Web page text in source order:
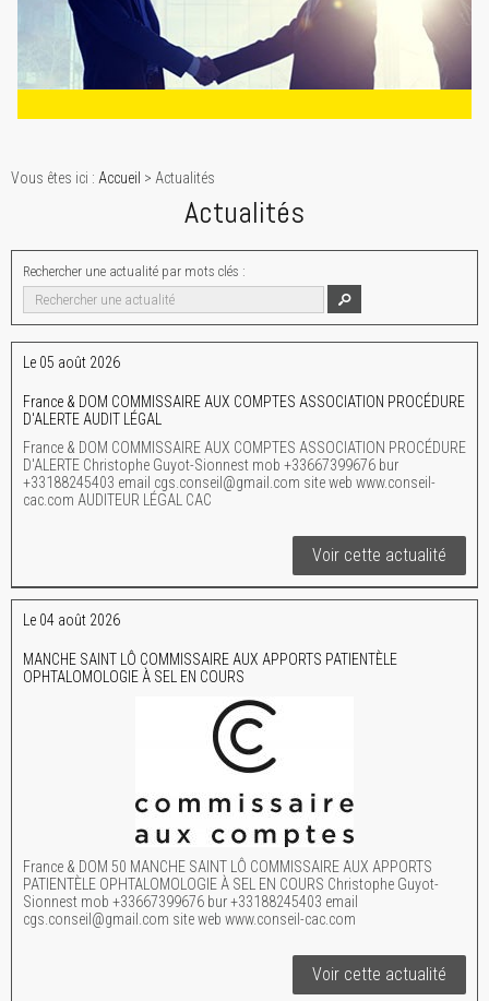
Vous êtes ici : Accueil > Actualités
Actualités
Rechercher une actualité par mots clés :
Le 05 août 2026
France & DOM COMMISSAIRE AUX COMPTES ASSOCIATION PROCÉDURE
D'ALERTE AUDIT LÉGAL
France & DOM COMMISSAIRE AUX COMPTES ASSOCIATION PROCÉDURE
D'ALERTE Christophe Guyot-Sionnest mob +33667399676 bur
+33188245403 email cgs.conseil@gmail.com site web www.conseil-
cac.com AUDITEUR LÉGAL CAC
Voir cette actualité
Le 04 août 2026
MANCHE SAINT LÔ COMMISSAIRE AUX APPORTS PATIENTÈLE
OPHTALOMOLOGIE À SEL EN COURS
France & DOM 50 MANCHE SAINT LÔ COMMISSAIRE AUX APPORTS
PATIENTÈLE OPHTALOMOLOGIE À SEL EN COURS Christophe Guyot-
Sionnest mob +33667399676 bur +33188245403 email
cgs.conseil@gmail.com site web www.conseil-cac.com
Voir cette actualité